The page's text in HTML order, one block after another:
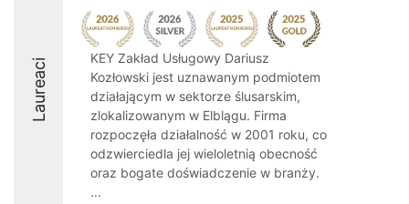
Laureaci
KEY Zakład Usługowy Dariusz
Kozłowski jest uznawanym podmiotem
działającym w sektorze ślusarskim,
zlokalizowanym w Elblągu. Firma
rozpoczęła działalność w 2001 roku, co
odzwierciedla jej wieloletnią obecność
oraz bogate doświadczenie w branży.
...